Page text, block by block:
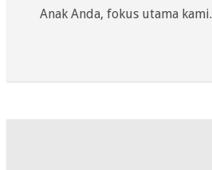
Anak Anda, fokus utama kami.